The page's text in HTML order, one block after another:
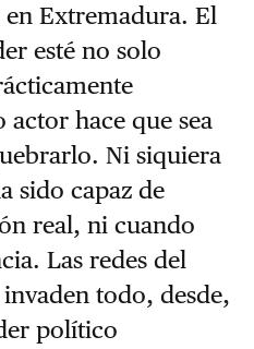
Extremadura. El
esté no solo
hace que sea
Ni siquiera
sido capaz de
real, ni cuando
Las redes del
todo, desde,
político